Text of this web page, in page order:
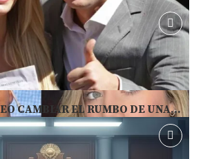
CAMBIAR EL RUMBO DE UNA...